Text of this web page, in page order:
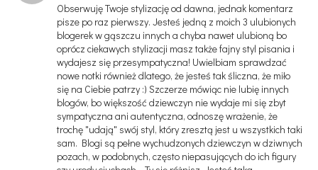
Obserwuję Twoje stylizację od dawna, jednak komentarz
pisze po raz pierwszy. Jesteś jedną z moich 3 ulubionych
blogerek w gąszczu innych a chyba nawet ulubioną bo
oprócz ciekawych stylizacji masz także fajny styl pisania i
wydajesz się przesympatyczna! Uwielbiam sprawdzać
nowe notki również dlatego, że jesteś tak śliczna, że miło
się na Ciebie patrzy :) Szczerze mówiąc nie lubię innych
blogów, bo większość dziewczyn nie wydaje mi się zbyt
sympatyczna ani autentyczna, odnoszę wrażenie, że
trochę "udają" swój styl, który zresztą jest u wszystkich taki
sam. Blogi są pełne wychudzonych dziewczyn w dziwnych
pozach, w podobnych, często niepasujących do ich figury